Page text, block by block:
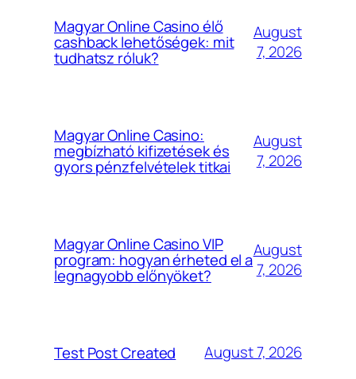
Magyar Online Casino élő
cashback lehetőségek: mit
tudhatsz róluk?
August
7, 2026
Magyar Online Casino:
megbízható kifizetések és
gyors pénzfelvételek titkai
August
7, 2026
Magyar Online Casino VIP
program: hogyan érheted el a
legnagyobb előnyöket?
August
7, 2026
Test Post Created August 7, 2026